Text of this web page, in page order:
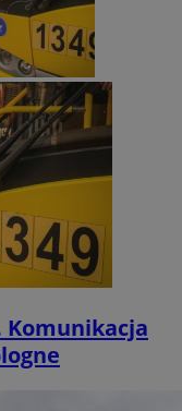
Komunikacja